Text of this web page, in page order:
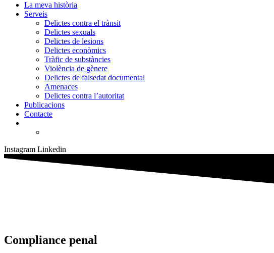
La meva història
Serveis
Delictes contra el trànsit
Delictes sexuals
Delictes de lesions
Delictes econòmics
Tràfic de substàncies
Violència de gènere
Delictes de falsedat documental
Amenaces
Delictes contra l’autoritat
Publicacions
Contacte
Instagram Linkedin
Compliance penal